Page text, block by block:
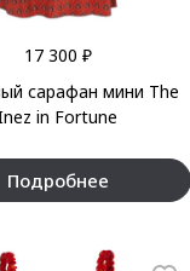
17 300 ₽
сарафан мини The
in Fortune
Подробнее